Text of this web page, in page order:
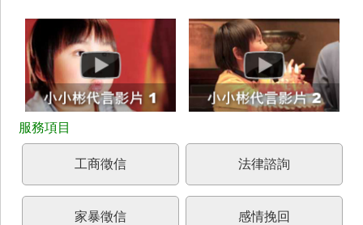
工商徵信 法律諮詢
家暴徵信 感情挽回